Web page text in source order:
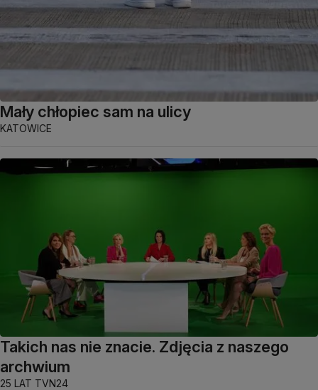
Mały chłopiec sam na ulicy
KATOWICE
Takich nas nie znacie. Zdjęcia z naszego
archwium
25 LAT TVN24